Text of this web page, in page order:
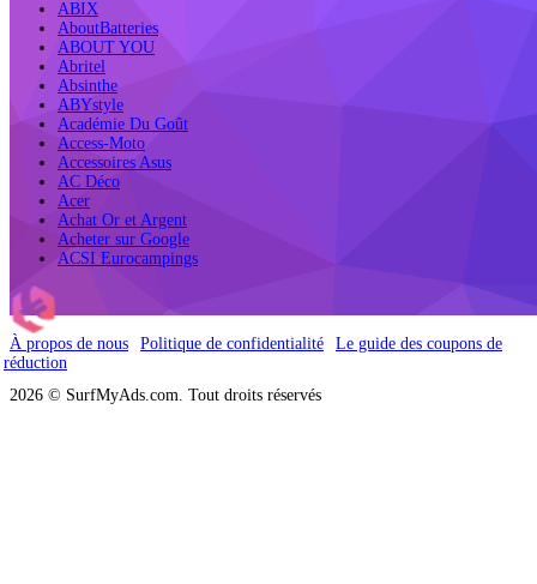
ABIX
AboutBatteries
ABOUT YOU
Abritel
Absinthe
ABYstyle
Académie Du Goût
Access-Moto
Accessoires Asus
AC Déco
Acer
Achat Or et Argent
Acheter sur Google
ACSI Eurocampings
À propos de nous Politique de confidentialité
Le guide des coupons de
réduction
2026 © SurfMyAds.com. Tout droits réservés